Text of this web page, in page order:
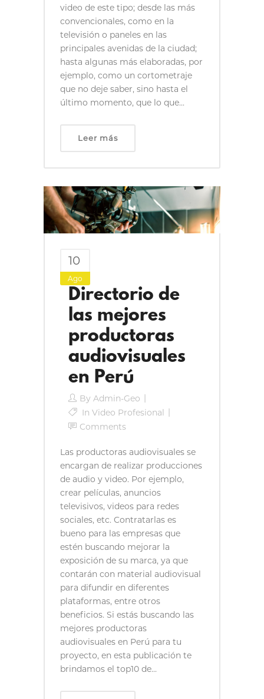
video de este tipo; desde las más
convencionales, como en la
televisión o paneles en las
principales avenidas de la ciudad;
hasta algunas más elaboradas, por
ejemplo, como un cortometraje
que no deje saber, sino hasta el
último momento, que lo que...
Leer más
10
Ago
Directorio de
las mejores
productoras
audiovisuales
en Perú
By Admin-Geo
In Video Profesional
Comments
Las productoras audiovisuales se
encargan de realizar producciones
de audio y video. Por ejemplo,
crear películas, anuncios
televisivos, videos para redes
sociales, etc. Contratarlas es
bueno para las empresas que
estén buscando mejorar la
exposición de su marca, ya que
contarán con material audiovisual
para difundir en diferentes
plataformas, entre otros
beneficios. Si estás buscando las
mejores productoras
audiovisuales en Perú para tu
proyecto, en esta publicación te
brindamos el top10 de...